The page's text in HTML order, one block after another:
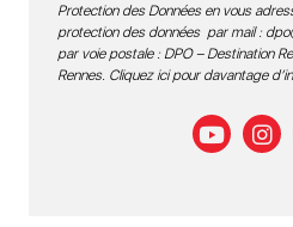
Protection des Données en vous
protection des données par mail :
par voie postale : DPO – Destination
Rennes. Cliquez ici pour davantage